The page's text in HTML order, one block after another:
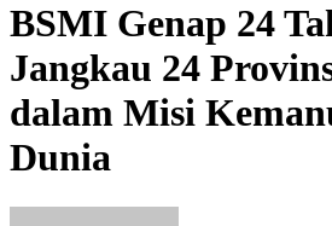
BSMI Genap 24
Jangkau 24
dalam Misi
Dunia